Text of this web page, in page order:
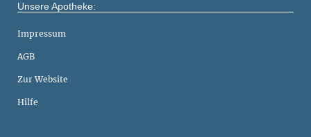
Unsere Apotheke:
Impressum
AGB
Zur Website
Hilfe